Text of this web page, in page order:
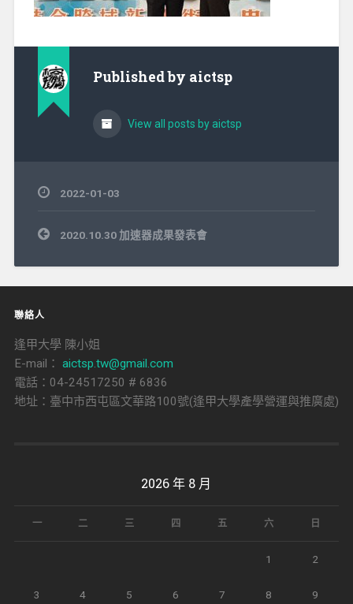
Published by aictsp
View all posts by aictsp
2022-01-03
文
章
覽
2020.10.30 加速器成果發表會
聯絡人
逢甲大學 陳小姐
E-mail： aictsp.tw@gmail.com
電話：04-24517250 # 6836
地址：臺中市西屯區文華路100號(逢甲大學產學營運與推廣處)
2026 年 8 月
一 二 三 四 五 六 日
1 2
3 4 5 6 7 8 9